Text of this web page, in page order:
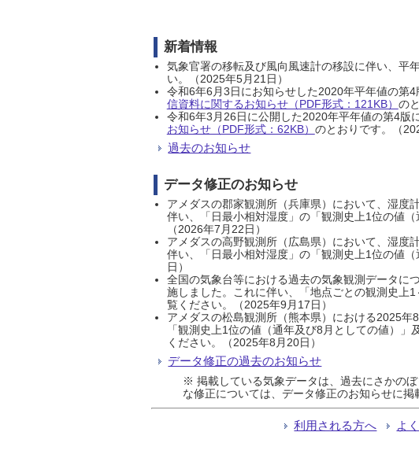
新着情報
気象官署の移転及び風向風速計の移設に伴い、平
い。（2025年5月21日）
令和6年6月3日にお知らせした2020年平年値の第
信資料に関するお知らせ（PDF形式：121KB） の
令和6年3月26日に公開した2020年平年値の第4版
お知らせ（PDF形式：62KB） のとおりです。（
過去のお知らせ
データ修正のお知らせ
アメダスの郡家観測所（兵庫県）において、湿度
伴い、「日最小相対湿度」の「観測史上1位の値
（2026年7月22日）
アメダスの高野観測所（広島県）において、湿度
伴い、「日最小相対湿度」の「観測史上1位の値
日）
全国の気象台等における過去の気象観測データに
施しました。これに伴い、「地点ごとの観測史上
覧ください。（2025年9月17日）
アメダスの松島観測所（熊本県）における2025
「観測史上1位の値（通年及び8月としての値）
ください。（2025年8月20日）
データ修正の過去のお知らせ
※ 掲載している気象データは、過去にさかの
な修正については、データ修正のお知らせに掲
利用される方へ よ